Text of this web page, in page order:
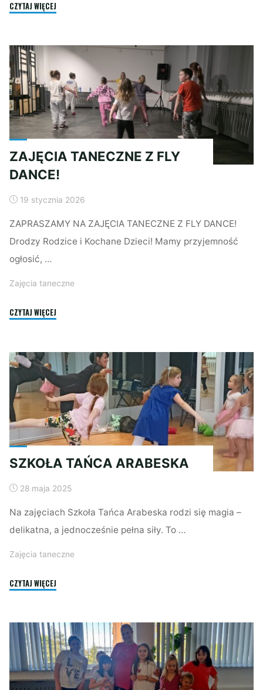
CZYTAJ WIĘCEJ
ZAJĘCIA TANECZNE Z FLY
DANCE!
19 stycznia 2026
ZAPRASZAMY NA ZAJĘCIA TANECZNE Z FLY DANCE!
Drodzy Rodzice i Kochane Dzieci! Mamy przyjemność
ogłosić, …
Zajęcia taneczne
CZYTAJ WIĘCEJ
FLY
DANCE!"
SZKOŁA TAŃCA ARABESKA
28 maja 2025
Na zajęciach Szkoła Tańca Arabeska rodzi się magia –
delikatna, a jednocześnie pełna siły. To …
Zajęcia taneczne
CZYTAJ WIĘCEJ